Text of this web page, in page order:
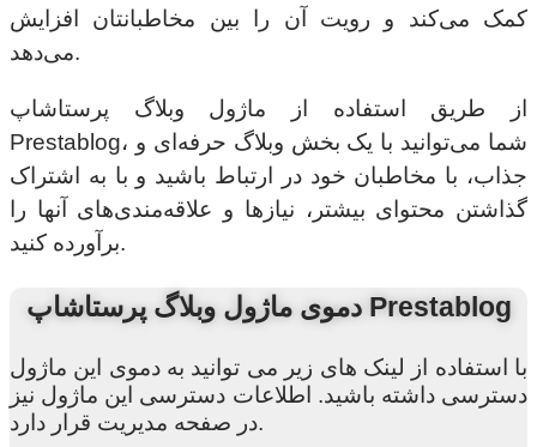
کمک می‌کند و رویت آن را بین مخاطبانتان افزایش
می‌دهد.
از طریق استفاده از ماژول وبلاگ پرستاشاپ
Prestablog، شما می‌توانید با یک بخش وبلاگ حرفه‌ای و
جذاب، با مخاطبان خود در ارتباط باشید و با به اشتراک
گذاشتن محتوای بیشتر، نیازها و علاقه‌مندی‌های آنها را
برآورده کنید.
دموی ماژول وبلاگ پرستاشاپ Prestablog
با استفاده از لینک های زیر می توانید به دموی این ماژول
دسترسی داشته باشید. اطلاعات دسترسی این ماژول نیز
در صفحه مدیریت قرار دارد.